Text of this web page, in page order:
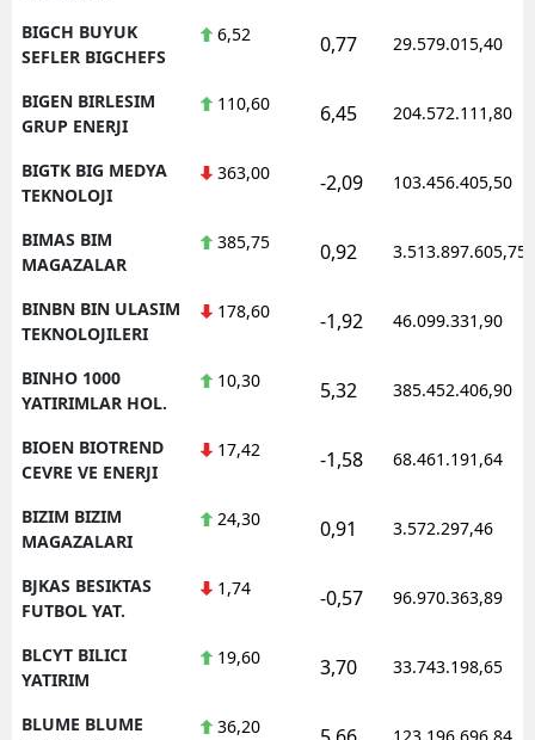
BIGCH BUYUK
SEFLER BIGCHEFS
6,52 0,77 29.579.015,40
BIGEN BIRLESIM
GRUP ENERJI
110,60 6,45 204.572.111,80
BIGTK BIG MEDYA
TEKNOLOJI
363,00 -2,09 103.456.405,50
BIMAS BIM
MAGAZALAR
385,75 0,92 3.513.897.605,75
BINBN BIN ULASIM
TEKNOLOJILERI
178,60 -1,92 46.099.331,90
BINHO 1000
YATIRIMLAR HOL.
10,30 5,32 385.452.406,90
BIOEN BIOTREND
CEVRE VE ENERJI
17,42 -1,58 68.461.191,64
BIZIM BIZIM
MAGAZALARI
24,30 0,91 3.572.297,46
BJKAS BESIKTAS
FUTBOL YAT.
1,74 -0,57 96.970.363,89
BLCYT BILICI
YATIRIM
19,60 3,70 33.743.198,65
BLUME BLUME
36,20 123.196.696,84